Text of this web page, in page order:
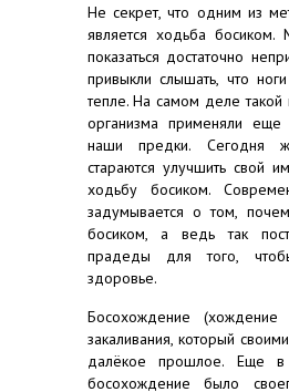
Не секрет, что одним из
является ходьба
показаться достаточно
привыкли слышать, что
тепле. На самом деле такой
организма применяли еще
наши предки. Сегодня
стараются улучшить свой
ходьбу босиком.
задумывается о том,
босиком, а ведь так
прадеды для того,
здоровье.
Босохождение
закаливания, который
далёкое прошлое. Еще
босохождение было